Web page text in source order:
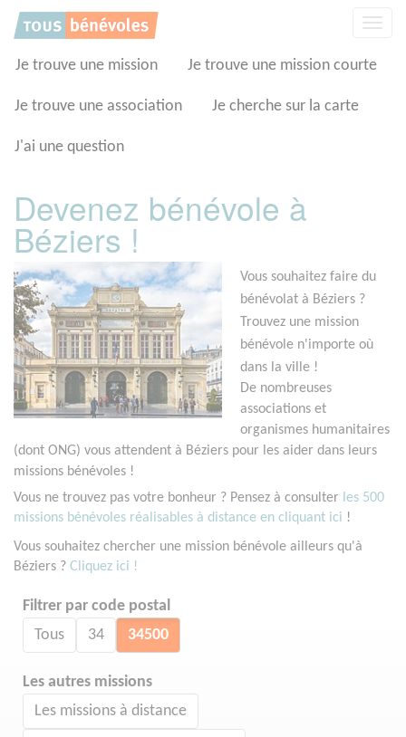
Je trouve une mission Je trouve une mission courte
Je trouve une association Je cherche sur la carte
J'ai une question
Devenez bénévole à
Béziers !
Vous souhaitez faire du
bénévolat à Béziers ?
Trouvez une mission
bénévole n'importe où
dans la ville !
De nombreuses
associations et
organismes humanitaires
(dont ONG) vous attendent à Béziers pour les aider dans leurs
missions bénévoles !
Vous ne trouvez pas votre bonheur ? Pensez à consulter les 500
missions bénévoles réalisables à distance en cliquant ici !
Vous souhaitez chercher une mission bénévole ailleurs qu'à
Béziers ? Cliquez ici !
Filtrer par code postal
Tous 34 34500
Les autres missions
Les missions à distance
Panneau de gestion des cookies